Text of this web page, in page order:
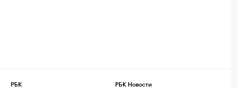
РБК РБК Новости